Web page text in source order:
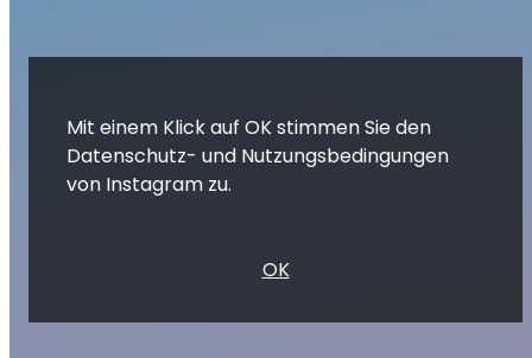
Mit einem Klick auf OK stimmen Sie den
Datenschutz- und Nutzungsbedingungen
von Instagram zu.
OK